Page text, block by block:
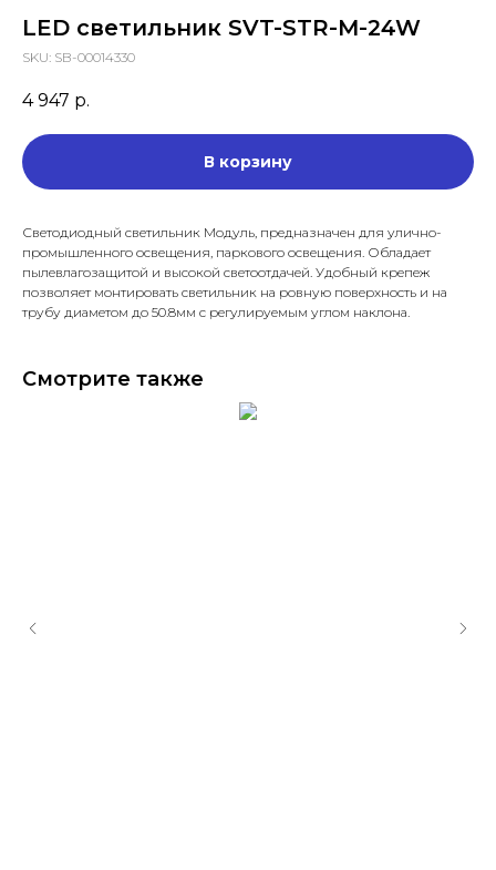
LED светильник SVT-STR-M-24W
SKU: SB-00014330
4 947 р.
В корзину
Светодиодный светильник Модуль, предназначен для улично-
промышленного освещения, паркового освещения. Обладает
пылевлагозащитой и высокой светоотдачей. Удобный крепеж
позволяет монтировать светильник на ровную поверхность и на
трубу диаметом до 50.8мм с регулируемым углом наклона.
Смотрите также